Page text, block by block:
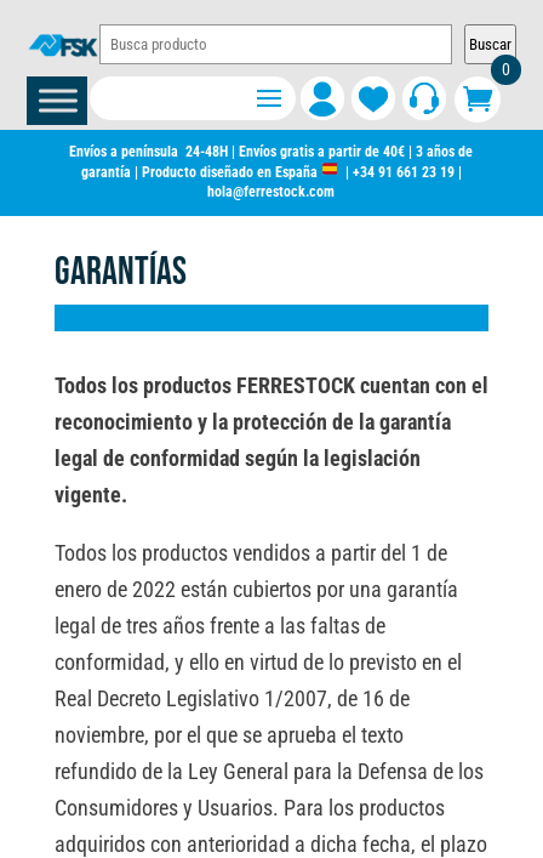
Buscar
0
Envíos a península 24-48H | Envíos gratis a partir de 40€ | 3 años de
garantía | Producto diseñado en España
+34 91 661 23 19|
hola@ferrestock.com
GARANTÍAS
Todos los productos FERRESTOCK cuentan con el
reconocimiento y la protección de la garantía
legal de conformidad según la legislación
vigente.
Todos los productos vendidos a partir del 1 de
enero de 2022 están cubiertos por una garantía
legal de tres años frente a las faltas de
conformidad, y ello en virtud de lo previsto en el
Real Decreto Legislativo 1/2007, de 16 de
noviembre, por el que se aprueba el texto
refundido de la Ley General para la Defensa de los
Consumidores y Usuarios. Para los productos
adquiridos con anterioridad a dicha fecha, el plazo